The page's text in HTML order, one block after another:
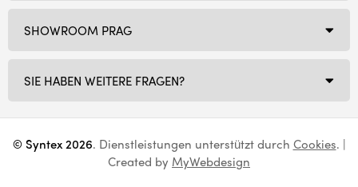
SHOWROOM PRAG
SIE HABEN WEITERE FRAGEN?
© Syntex 2026. Dienstleistungen unterstützt durch Cookies. |
Created by MyWebdesign